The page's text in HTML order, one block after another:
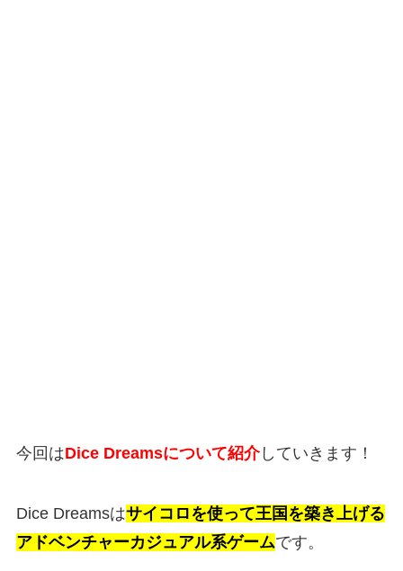
今回はDice Dreamsについて紹介していきます！
Dice Dreamsはサイコロを使って王国を築き上げる
アドベンチャーカジュアル系ゲームです。